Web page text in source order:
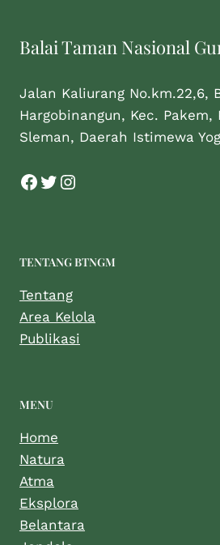
Balai Taman Nasional
Jalan Kaliurang No.km.22,6,
Hargobinangun, Kec. Pakem,
Sleman, Daerah Istimewa
TENTANG BTNGM
Tentang
Area Kelola
Publikasi
MENU
Home
Natura
Atma
Eksplora
Belantara